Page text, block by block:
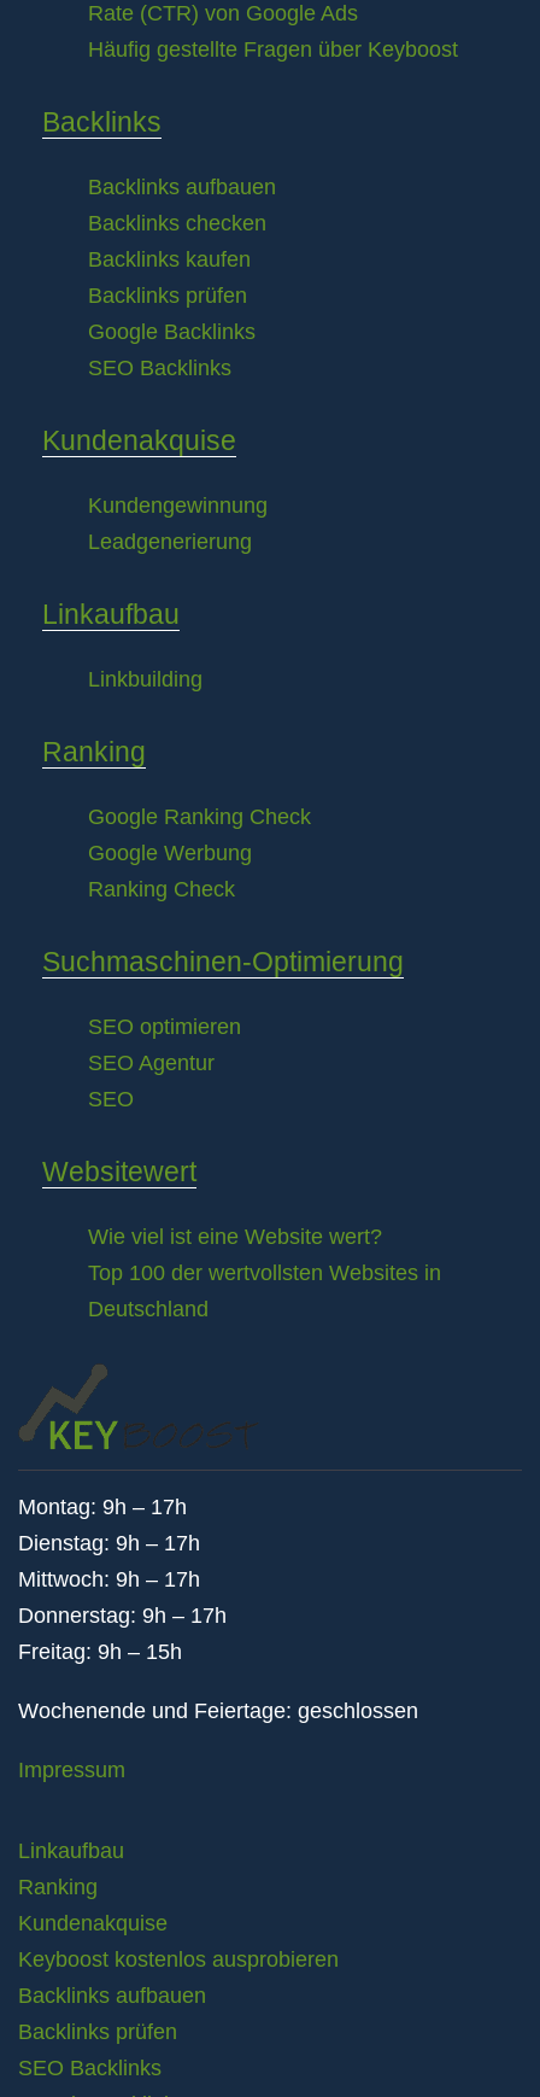
Rate (CTR) von Google Ads
Häufig gestellte Fragen über Keyboost
Backlinks
Backlinks aufbauen
Backlinks checken
Backlinks kaufen
Backlinks prüfen
Google Backlinks
SEO Backlinks
Kundenakquise
Kundengewinnung
Leadgenerierung
Linkaufbau
Linkbuilding
Ranking
Google Ranking Check
Google Werbung
Ranking Check
Suchmaschinen-Optimierung
SEO optimieren
SEO Agentur
SEO
Websitewert
Wie viel ist eine Website wert?
Top 100 der wertvollsten Websites in
Deutschland
Montag: 9h – 17h
Dienstag: 9h – 17h
Mittwoch: 9h – 17h
Donnerstag: 9h – 17h
Freitag: 9h – 15h
Wochenende und Feiertage: geschlossen
Impressum
Linkaufbau
Ranking
Kundenakquise
Keyboost kostenlos ausprobieren
Backlinks aufbauen
Backlinks prüfen
SEO Backlinks